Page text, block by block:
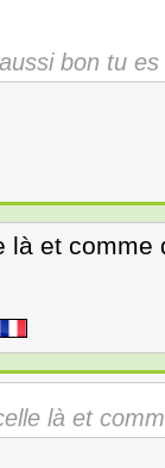
bon tu
là et
là et